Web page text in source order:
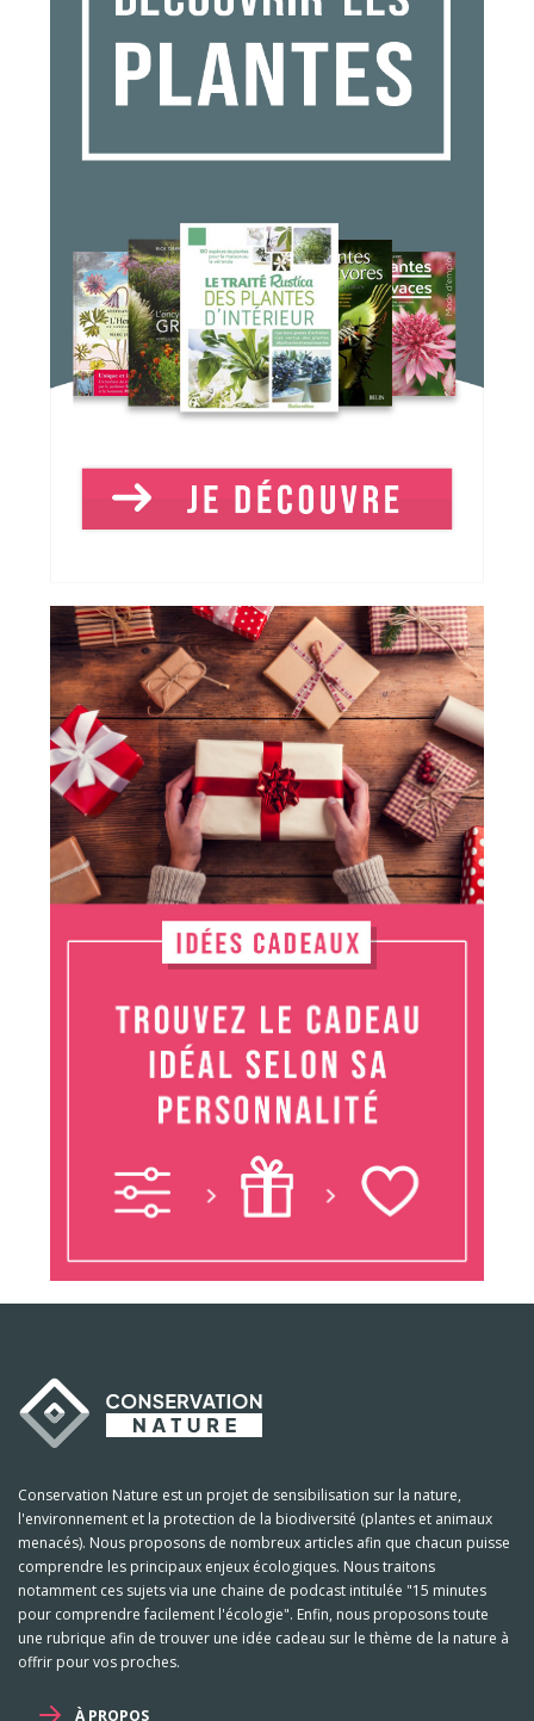
Conservation Nature est un projet de sensibilisation sur la nature,
l'environnement et la protection de la biodiversité (plantes et animaux
menacés). Nous proposons de nombreux articles afin que chacun puisse
comprendre les principaux enjeux écologiques. Nous traitons
notamment ces sujets via une chaine de podcast intitulée "15 minutes
pour comprendre facilement l'écologie". Enfin, nous proposons toute
une rubrique afin de trouver une idée cadeau sur le thème de la nature à
offrir pour vos proches.
À PROPOS